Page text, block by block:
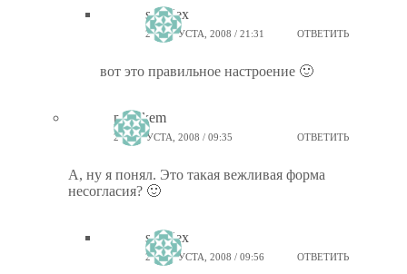
sunalex
24 АВГУСТА, 2008 / 21:31 ОТВЕТИТЬ
вот это правильное настроение 🙂
ptiz_kem
25 АВГУСТА, 2008 / 09:35 ОТВЕТИТЬ
А, ну я понял. Это такая вежливая форма
несогласия? 🙂
sunalex
25 АВГУСТА, 2008 / 09:56 ОТВЕТИТЬ